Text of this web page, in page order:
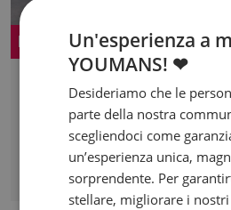
Promo
2025 | 6984 km | 890 cc | 115.6 Hp |
€ 17.900
16.900 €
Un'esperienza a
YOUMANS! ❤
Desideriamo che le
parte della nostra
scegliendoci come
un’esperienza unica,
sorprendente. Per
stellare, migliorare i